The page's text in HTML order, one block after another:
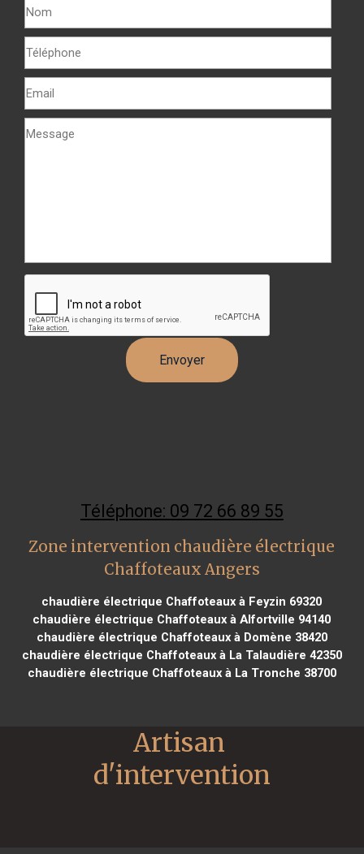
Téléphone: 09 72 66 89 55
Zone intervention chaudière électrique
Chaffoteaux Angers
chaudière électrique Chaffoteaux à Feyzin 69320
chaudière électrique Chaffoteaux à Alfortville 94140
chaudière électrique Chaffoteaux à Domène 38420
chaudière électrique Chaffoteaux à La Talaudière 42350
chaudière électrique Chaffoteaux à La Tronche 38700
Artisan
d'intervention